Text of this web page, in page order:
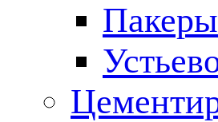
Пакеры